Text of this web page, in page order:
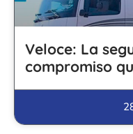
Veloce: La
compromiso